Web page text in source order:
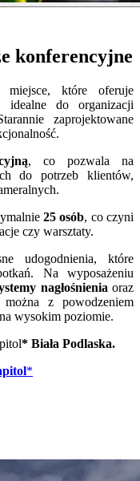
konferencyjne
które oferuje
idealne do organizacji
zaprojektowane
, co pozwala na
do potrzeb klientów,
25 osób, co czyni
czy warsztaty.
udogodnienia, które
Na wyposażeniu
nagłośnienia oraz
z powodzeniem
wysokim poziomie.
* Biała Podlaska.
*